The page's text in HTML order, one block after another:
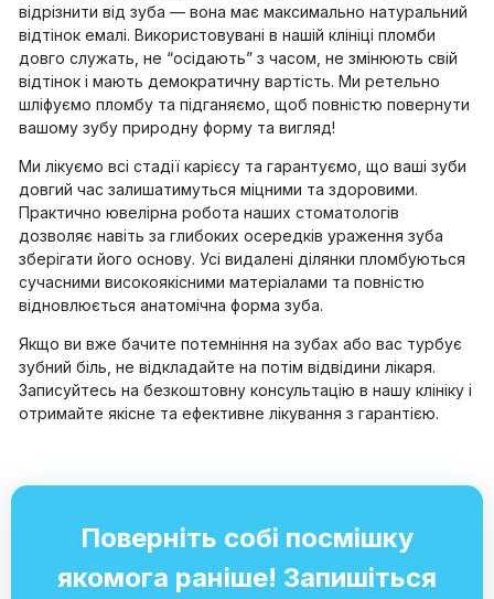
відрізнити від зуба — вона має максимально натуральний
відтінок емалі. Використовувані в нашій клініці пломби
довго служать, не “осідають” з часом, не змінюють свій
відтінок і мають демократичну вартість. Ми ретельно
шліфуємо пломбу та підганяємо, щоб повністю повернути
вашому зубу природну форму та вигляд!
Ми лікуємо всі стадії карієсу та гарантуємо, що ваші зуби
довгий час залишатимуться міцними та здоровими.
Практично ювелірна робота наших стоматологів
дозволяє навіть за глибоких осередків ураження зуба
зберігати його основу. Усі видалені ділянки пломбуються
сучасними високоякісними матеріалами та повністю
відновлюється анатомічна форма зуба.
Якщо ви вже бачите потемніння на зубах або вас турбує
зубний біль, не відкладайте на потім відвідини лікаря.
Записуйтесь на безкоштовну консультацію в нашу клініку і
отримайте якісне та ефективне лікування з гарантією.
Поверніть собі посмішку
якомога раніше! Запишіться